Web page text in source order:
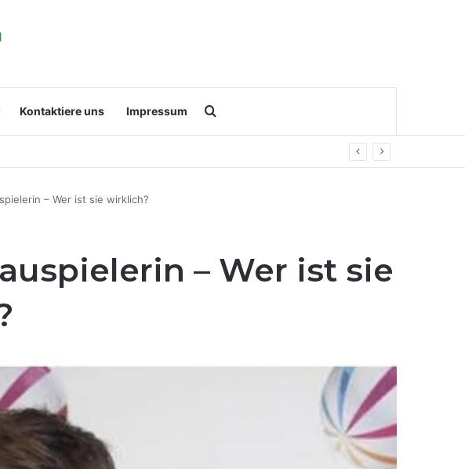
Kontaktiere uns Impressum Search for
– Wer ist sie wirklich?
– Wer ist sie